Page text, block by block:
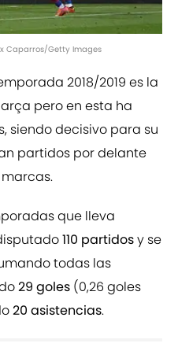
Caparros/Getty Images
2018/2019 es la
pero en esta ha
siendo decisivo para su
partidos por delante
que lleva
110 partidosy se
todas las
29 goles (0,26 goles
20 asistencias.